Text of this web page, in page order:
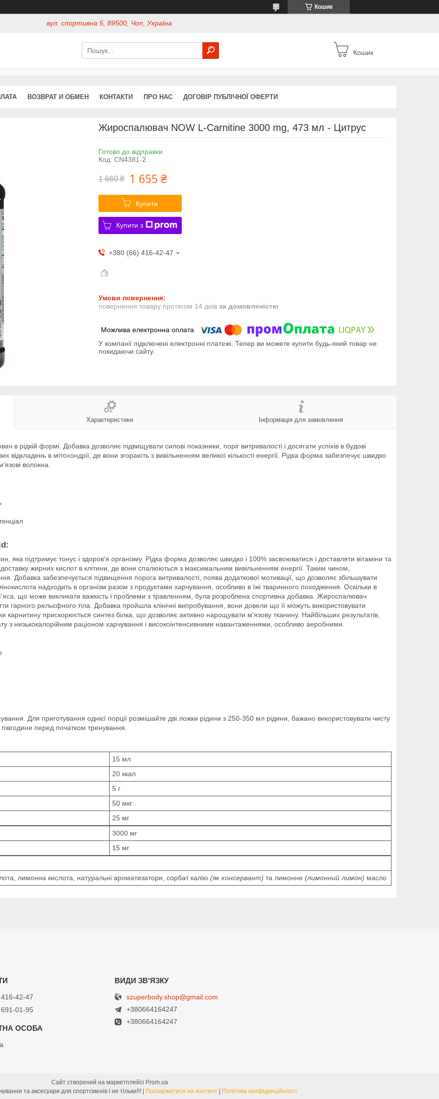
Кошик
вул. спортивна 5, 89500, Чоп, Україна
Кошик
ВОЗВРАТ И ОБМЕН КОНТАКТИ ПРО НАС ДОГОВІР ПУБЛІЧНОЇ ОФЕРТИ
Жироспалювач NOW L-Carnitine 3000 mg, 473 мл - Цитрус
Готово до відправки
Код: CN4381-2
1 660 ₴ 1 655 ₴
Купити
Купити з
+380 (66) 416-42-47
повернення товару протягом 14 днів за домовленістю
У компанії підключені електронні платежі. Тепер ви можете купити будь-який товар не
покидаючи сайту.
Характеристики Інформація для замовлення
рідкій формі. Добавка дозволяє підвищувати силові показники, поріг витривалості і досягати успіхів в будові
відкладень в мітохондрії, де вони згорають з вивільненням великої кількості енергії. Рідка форма забезпечує швидко
волокна.
яка підтримує тонус і здоров'я організму. Рідка форма дозволяє швидко і 100% засвоюватися і доставляти вітаміни та
доставку жирних кислот в клітини, де вони спалюються з максимальним вивільненням енергії. Таким чином,
Добавка забезпечується підвищення порога витривалості, поява додаткової мотивації, що дозволяє збільшувати
надходить в організм разом з продуктами харчування, особливо в їжі тваринного походження. Оскільки в
що може викликати важкість і проблеми з травленням, була розроблена спортивна добавка. Жироспалювач
гарного рельєфного тіла. Добавка пройшла клінічні випробування, вони довели що її можуть використовувати
карнитину прискорюється синтез білка, що дозволяє активно нарощувати м'язову тканину. Найбільших результатів,
з низькокалорійним раціоном харчування і високоінтенсивними навантаженнями, особливо аеробними.
Для приготування однієї порції розмішайте дві ложки рідини з 250-350 мл рідини, бажано використовувати чисту
перед початком тренування.
15 мл
20 ккал
5 г
50 мкг
25 мг
3000 мг
15 мг
лимонна кислота, натуральні ароматизатори, сорбат калію (як консервант) та лимонне (лимонний лимон) масло
42-47
01-95
szuperbody.shop@gmail.com
+380664164247
+380664164247
Сайт створений на маркетплейсі Prom.ua
Поскаржитися на контент Політика конфіденційності